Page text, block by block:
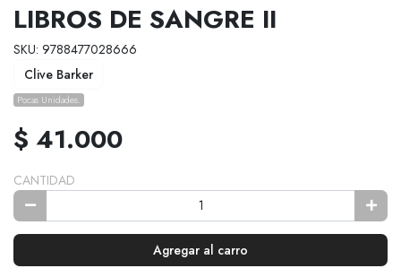
LIBROS DE SANGRE II
SKU: 9788477028666
Clive Barker
Pocas Unidades.
$ 41.000
CANTIDAD
Agregar al carro